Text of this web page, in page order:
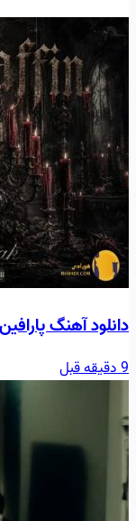
دانلود آهنگ
9 دقیقه قبل